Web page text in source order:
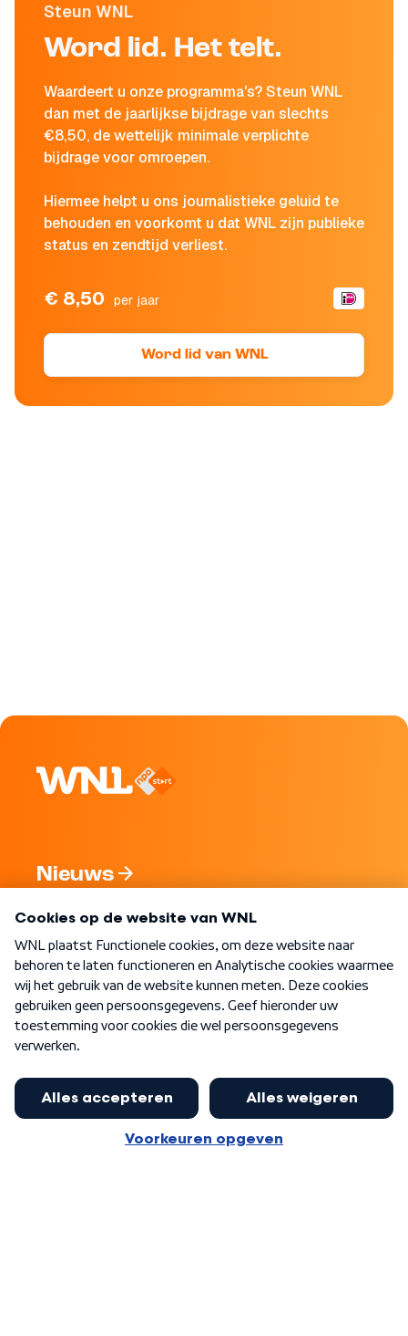
Steun WNL
Word lid. Het telt.
Waardeert u onze programma's? Steun WNL
dan met de jaarlijkse bijdrage van slechts
€8,50, de wettelijk minimale verplichte
bijdrage voor omroepen.
Hiermee helpt u ons journalistieke geluid te
behouden en voorkomt u dat WNL zijn publieke
status en zendtijd verliest.
€ 8,50 per jaar
Word lid van WNL
Nieuws
Nieuwsbrief
Word Lid